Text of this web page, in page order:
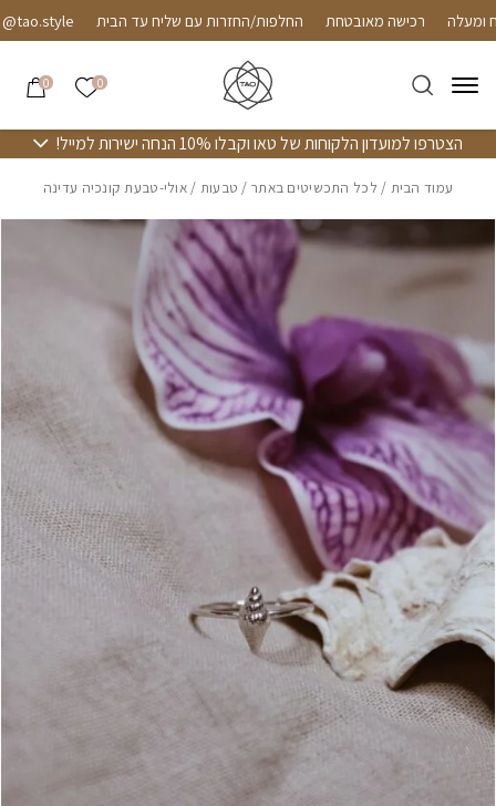
Skip to Contentרכישה מאובטחת החלפות/החזרות עם שליח עד הבית
0 הרשימה
0
הצטרפו למועדון הלקוחות של טאו וקבלו 10% הנחה ישירות למייל!
עמוד הבית / לכל התכשיטים באתר/ טבעות / אולי-טבעת קונכיה עדינה
בחזרה למעלה